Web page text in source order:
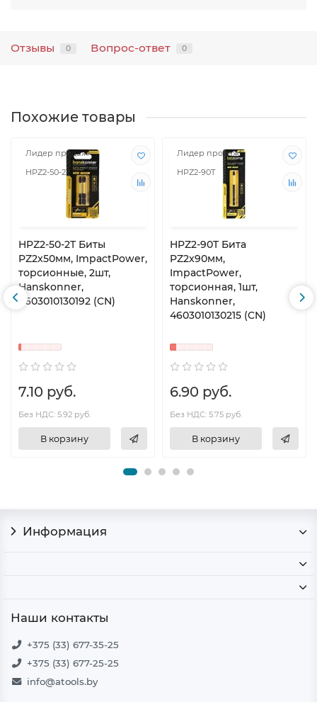
Отзывы 0 Вопрос-ответ 0
Похожие товары
Лидер продаж!
HPZ2-50-2T
HPZ2-50-2T Биты
PZ2x50мм, ImpactPower,
торсионные, 2шт,
Hanskonner,
4603010130192 (CN)
7.10 руб.
Без НДС: 5.92 руб.
В корзину
Лидер продаж!
HPZ2-90T
HPZ2-90T Бита
PZ2x90мм,
ImpactPower,
торсионная, 1шт,
Hanskonner,
4603010130215 (CN)
6.90 руб.
Без НДС: 5.75 руб.
В корзину
Информация
Наши контакты
+375 (33) 677-35-25
+375 (33) 677-25-25
info@atools.by